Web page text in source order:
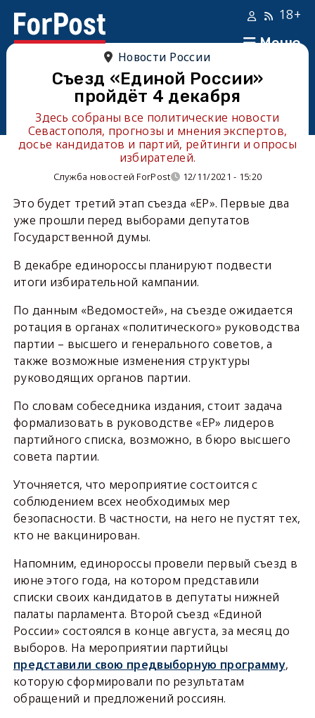
Меню
18+
Новости России
Съезд «Единой России»
пройдёт 4 декабря
Здесь собраны все политические новости
Севастополя, прогнозы и мнения экспертов,
досье кандидатов и партий, рейтинги и опросы
избирателей.
Служба новостей ForPost 12/11/2021 - 15:20
Это будет третий этап съезда «ЕР». Первые два
уже прошли перед выборами депутатов
Государственной думы.
В декабре единороссы планируют подвести
итоги избирательной кампании.
По данным «Ведомостей», на съезде ожидается
ротация в органах «политического» руководства
партии – высшего и генерального советов, а
также возможные изменения структуры
руководящих органов партии.
По словам собеседника издания, стоит задача
формализовать в руководстве «ЕР» лидеров
партийного списка, возможно, в бюро высшего
совета партии.
Уточняется, что мероприятие состоится с
соблюдением всех необходимых мер
безопасности. В частности, на него не пустят тех,
кто не вакцинирован.
Напомним, единороссы провели первый съезд в
июне этого года, на котором представили
списки своих кандидатов в депутаты нижней
палаты парламента. Второй съезд «Единой
России» состоялся в конце августа, за месяц до
выборов. На мероприятии партийцы
представили свою предвыборную программу,
которую сформировали по результатам
обращений и предложений россиян.